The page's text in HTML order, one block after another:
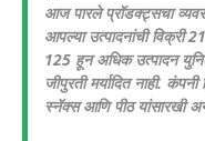
आज पारले प्रॉडक्ट्सचा
आपल्या उत्पादनांची विक्री
125 हून अधिक उत्पादन
जीपुरती मर्यादित नाही.
स्नॅक्स आणि पीठ यांसारखी